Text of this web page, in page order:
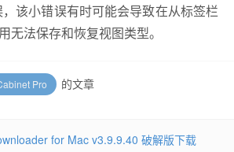
该小错误有时可能会导致在从标签栏
无法保存和恢复视图类型。
Pro 的文章
for Mac v3.9.9.40 破解版下载